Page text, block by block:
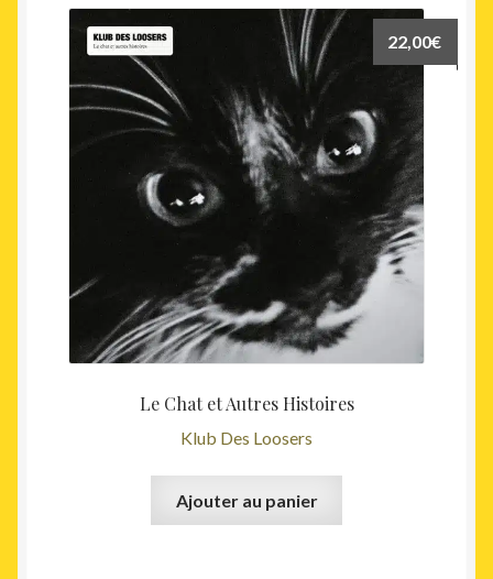
Le Chat et Autres Histoires
Klub Des Loosers
22,00€
Ajouter au panier